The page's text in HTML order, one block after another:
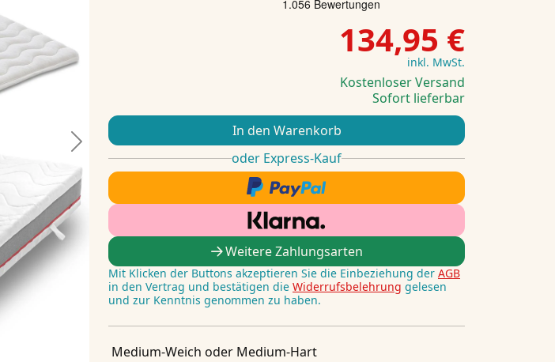
Next
134,95 €
inkl. MwSt.
Kostenloser Versand
Sofort lieferbar
In den Warenkorb
oder Express-Kauf
Weitere Zahlungsarten
Mit Klicken der Buttons akzeptieren Sie die Einbeziehung der AGB
in den Vertrag und bestätigen die Widerrufsbelehrung gelesen
und zur Kenntnis genommen zu haben.
Medium-Weich oder Medium-Hart